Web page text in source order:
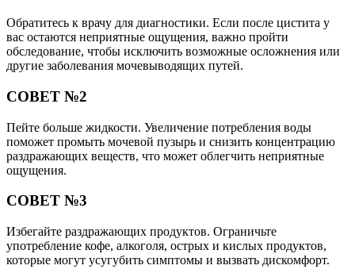
Обратитесь к врачу для диагностики. Если после цистита у
вас остаются неприятные ощущения, важно пройти
обследование, чтобы исключить возможные осложнения или
другие заболевания мочевыводящих путей.
СОВЕТ №2
Пейте больше жидкости. Увеличение потребления воды
поможет промыть мочевой пузырь и снизить концентрацию
раздражающих веществ, что может облегчить неприятные
ощущения.
СОВЕТ №3
Избегайте раздражающих продуктов. Ограничьте
употребление кофе, алкоголя, острых и кислых продуктов,
которые могут усугубить симптомы и вызвать дискомфорт.